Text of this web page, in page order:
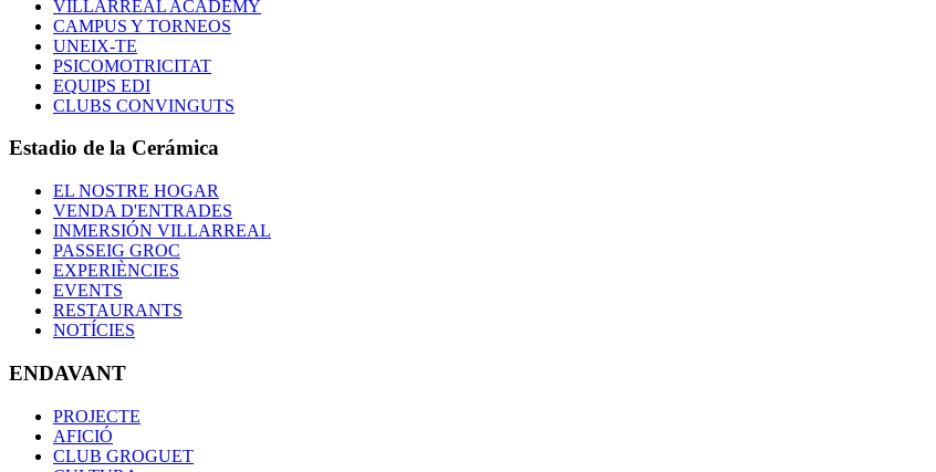
VILLARREAL ACADEMY
CAMPUS Y TORNEOS
UNEIX-TE
PSICOMOTRICITAT
EQUIPS EDI
CLUBS CONVINGUTS
Estadio de la Cerámica
EL NOSTRE HOGAR
VENDA D'ENTRADES
INMERSIÓN VILLARREAL
PASSEIG GROC
EXPERIÈNCIES
EVENTS
RESTAURANTS
NOTÍCIES
ENDAVANT
PROJECTE
AFICIÓ
CLUB GROGUET